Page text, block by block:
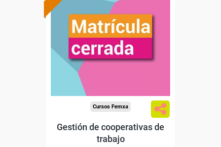
Cursos Femxa
Gestión de cooperativas de
trabajo